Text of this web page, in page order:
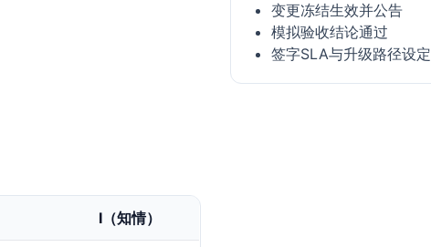
I（知情）
变更冻结生效并公告
模拟验收结论通过
签字SLA与升级路径设定